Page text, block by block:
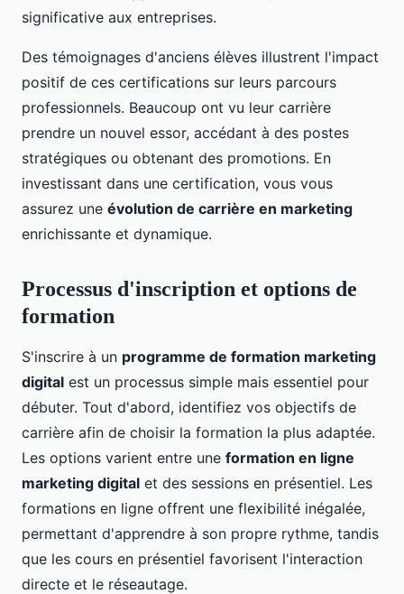
significative aux entreprises.
Des témoignages d'anciens élèves illustrent l'impact
positif de ces certifications sur leurs parcours
professionnels. Beaucoup ont vu leur carrière
prendre un nouvel essor, accédant à des postes
stratégiques ou obtenant des promotions. En
investissant dans une certification, vous vous
assurez une évolution de carrière en marketing
enrichissante et dynamique.
Processus d'inscription et options de
formation
S'inscrire à un programme de formation marketing
digital est un processus simple mais essentiel pour
débuter. Tout d'abord, identifiez vos objectifs de
carrière afin de choisir la formation la plus adaptée.
Les options varient entre une formation en ligne
marketing digital et des sessions en présentiel. Les
formations en ligne offrent une flexibilité inégalée,
permettant d'apprendre à son propre rythme, tandis
que les cours en présentiel favorisent l'interaction
directe et le réseautage.